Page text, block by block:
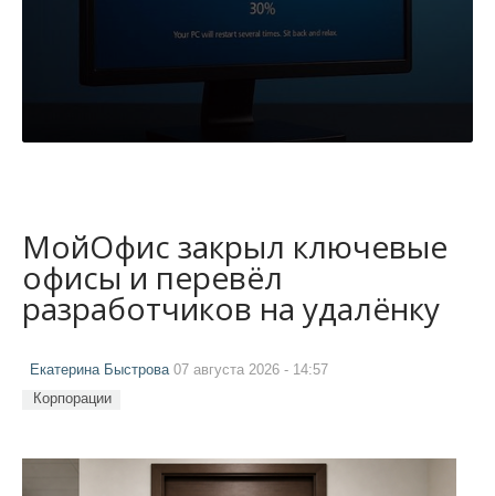
МойОфис закрыл ключевые
офисы и перевёл
разработчиков на удалёнку
Екатерина Быстрова 07 августа 2026 - 14:57
Корпорации